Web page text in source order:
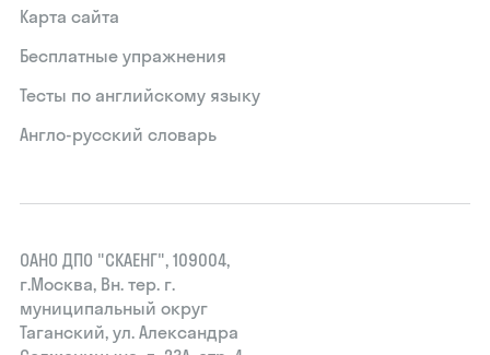
Карта сайта
Бесплатные упражнения
Тесты по английскому языку
Англо-русский словарь
ОАНО ДПО "СКАЕНГ", 109004,
г.Москва, Вн. тер. г.
муниципальный округ
Таганский, ул. Александра